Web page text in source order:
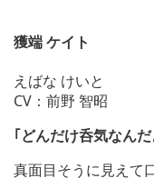
獲端 ケイト
えばな けいと
CV：前野 智昭
｢どんだけ呑気なん
真面目そうに見えて